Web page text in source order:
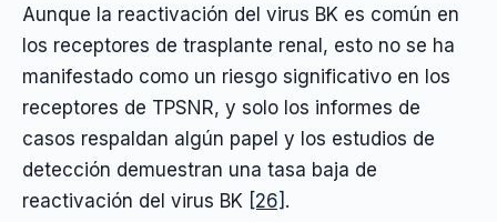
Aunque la reactivación del virus BK es común en
los receptores de trasplante renal, esto no se ha
manifestado como un riesgo significativo en los
receptores de TPSNR, y solo los informes de
casos respaldan algún papel y los estudios de
detección demuestran una tasa baja de
reactivación del virus BK [26] .